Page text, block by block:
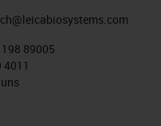
89005
4011